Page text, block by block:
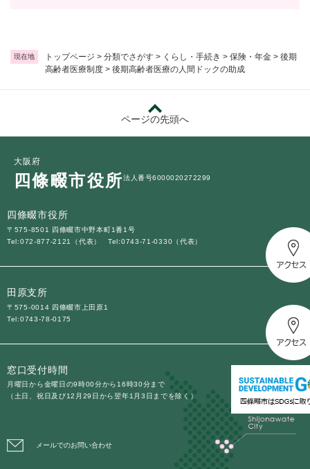
現在地 トップページ > 分類でさがす > くらし・手続き > 保険・年金 > 後期
高齢者医療制度 > 後期高齢者医療の人間ドックの助成
ページの先頭へ
大阪府
四條畷市役所法人番号6000020272299
四條畷市役所
〒575-8501 四條畷市中野本町1番1号
Tel:072-877-2121（代表）
Tel:0743-71-0330（代表）
田原支所
〒575-0014 四條畷市上田原1
Tel:0743-78-0175
窓口受付時間
月曜日から金曜日の9時00分から16時30分まで
（土日、祝日及び12月29日から翌年1月3日までを除く）
メールでのお問い合わせ